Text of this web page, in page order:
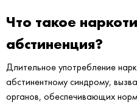
Что такое
абстиненция?
Длительное употребление
абстинентному синдрому,
органов, обеспечивающих